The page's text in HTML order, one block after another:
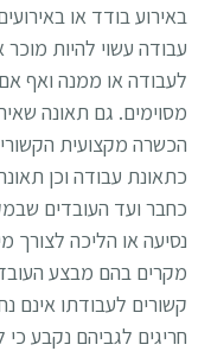
באירוע בודד או
עבודה עשוי להיות
לעבודה או ממנה ואף
מסוימים. גם תאונה
הכשרה מקצועית
כתאונת עבודה וכן
כחבר ועד העובדים
נסיעה או הליכה לצורך
מקרים בהם מבצע
קשורים לעבודתו אינם
חריגים לגביהם נקבע